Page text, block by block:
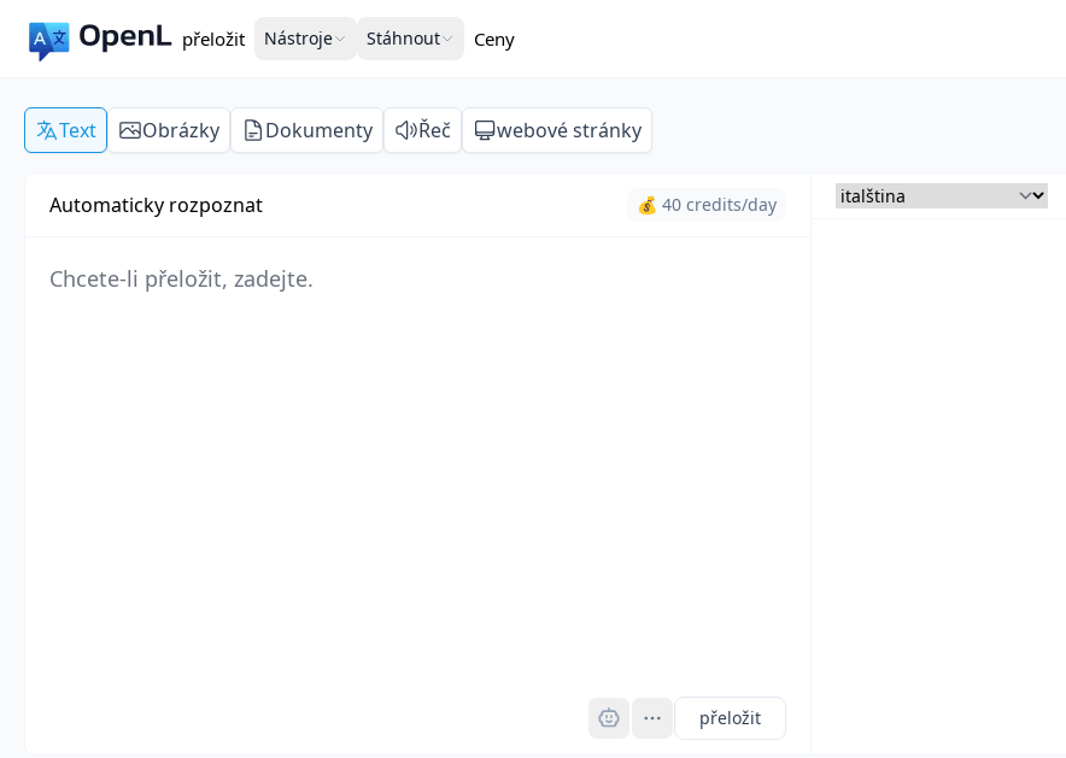
přeložit Nástroje Stáhnout Ceny
Text Obrázky Dokumenty Řeč webové stránky
Automaticky rozpoznat 💰 40 credits/day
přeložit